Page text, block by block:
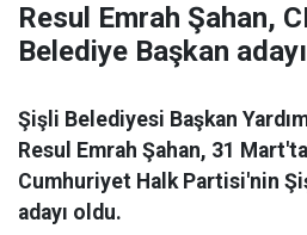
Resul Emrah Şahan,
Belediye Başkan
Şişli Belediyesi Başkan
Resul Emrah Şahan, 31
Cumhuriyet Halk Partisi'nin
adayı oldu.